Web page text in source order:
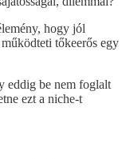
hogy jól
tőkeerős egy
eddig be nem foglalt
ezt a niche-t